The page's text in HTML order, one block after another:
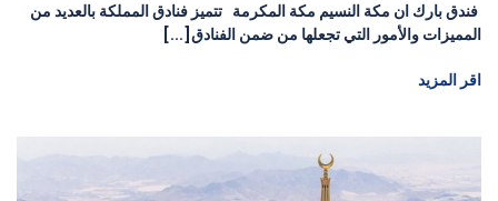
فندق بارك ان مكة النسيم مكة المكرمة تتميز فنادق المملكة بالعديد من
المميزات والأمور التي تجعلها من ضمن الفنادق[...]
اقر المزيد